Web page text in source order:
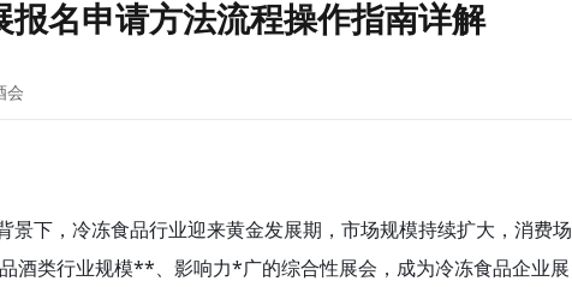
名申请方法流程操作指南详解
会
下，冷冻食品行业迎来黄金发展期，市场规模持续扩大，消费场
酒类行业规模**、影响力*广的综合性展会，成为冷冻食品企业展